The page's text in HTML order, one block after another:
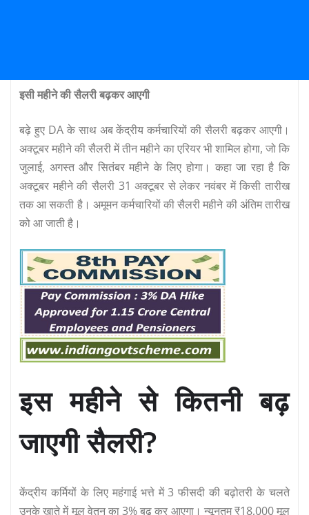
इसी महीने की सैलरी बढ़कर आएगी
बढ़े हुए DA के साथ अब केंद्रीय कर्मचारियों की सैलरी बढ़कर आएगी।
अक्‍टूबर महीने की सैलरी में तीन महीने का एरियर भी शामिल होगा, जो कि
जुलाई, अगस्त और सितंबर महीने के लिए होगा। कहा जा रहा है कि
अक्टूबर महीने की सैलरी 31 अक्टूबर से लेकर नवंबर में किसी तारीख
तक आ सकती है। अमूमन कर्मचारियों की सैलरी महीने की अंतिम तारीख
को आ जाती है।
इस महीने से कितनी बढ़
जाएगी सैलरी?
केंद्रीय कर्मियों के लिए महंगाई भत्ते में 3 फीसदी की बढ़ोतरी के चलते
उनके खाते में मूल वेतन का 3% बढ़ कर आएगा। न्यूनतम ₹18,000 मूल